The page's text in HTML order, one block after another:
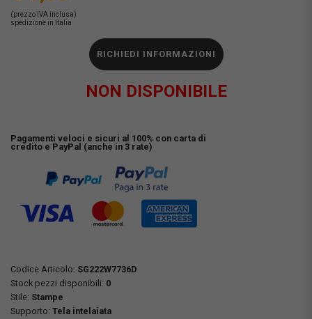
(prezzo IVA inclusa)
spedizione in Italia
RICHIEDI INFORMAZIONI
NON DISPONIBILE
Pagamenti veloci e sicuri al 100% con carta di
credito e PayPal (anche in 3 rate)
Codice Articolo: SG222W7736D
Stock pezzi disponibili: 0
Stile: Stampe
Supporto: Tela intelaiata